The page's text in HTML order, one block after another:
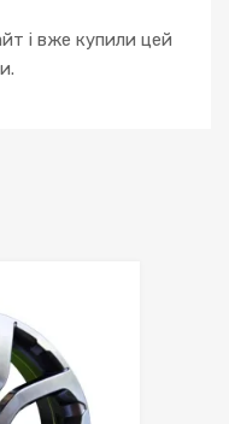
і вже купили цей